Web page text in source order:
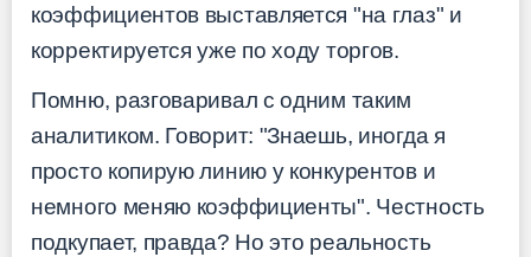
коэффициентов выставляется "на глаз" и
корректируется уже по ходу торгов.
Помню, разговаривал с одним таким
аналитиком. Говорит: "Знаешь, иногда я
просто копирую линию у конкурентов и
немного меняю коэффициенты". Честность
подкупает, правда? Но это реальность